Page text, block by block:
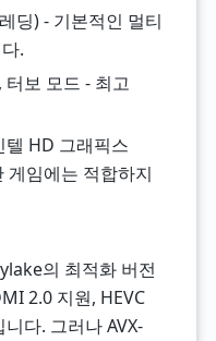
딩) - 기본적인 멀티
.
터보 모드 - 최고
HD 그래픽스
게임에는 적합하지
의 최적화 버전
2.0 지원, HEVC
다. 그러나 AVX-